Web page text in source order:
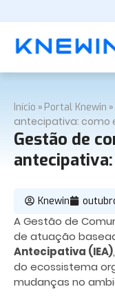
Início » Portal Knewin »
antecipativa: como
Gestão de
Knewin
A Gestão de
de atuação
Antecipativa (IEA)
do ecossistema
mudanças no